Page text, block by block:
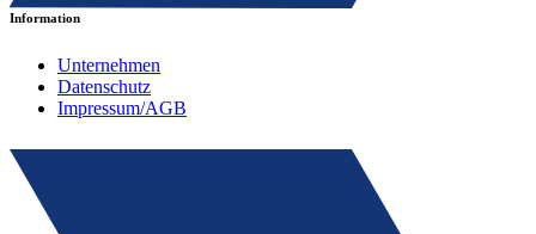
Information
Unternehmen
Datenschutz
Impressum/AGB